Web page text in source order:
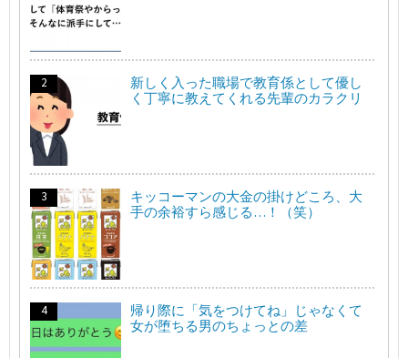
新しく入った職場で教育係として優し
く丁寧に教えてくれる先輩のカラクリ
キッコーマンの大金の掛けどころ、大
手の余裕すら感じる…！（笑）
帰り際に「気をつけてね」じゃなくて
女が堕ちる男のちょっとの差